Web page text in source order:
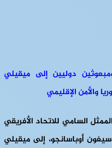
دوليين إلى ميقيلي
والأمن الإقليمي
السامي للاتحاد الأفريقي
أوباسانجو، إلى ميقيلي